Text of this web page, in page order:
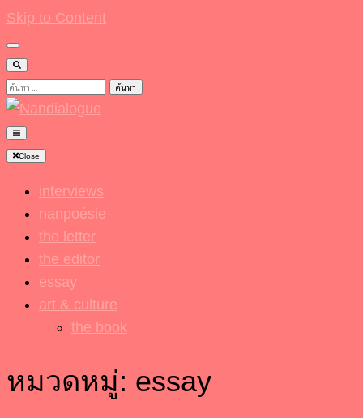
Skip to Content
ค้นหา
สำหรับ:
Nandialogue
Close
interviews
nanpoésie
the letter
the editor
essay
art & culture
the book
หมวดหมู่: essay